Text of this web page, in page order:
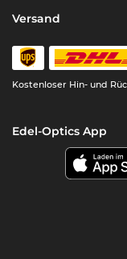
Versand
Kostenloser Hin- und
Edel-Optics App